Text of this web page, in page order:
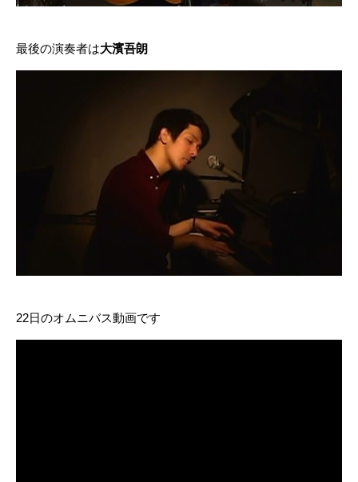
最後の演奏者は大濱吾朗
22日のオムニバス動画です